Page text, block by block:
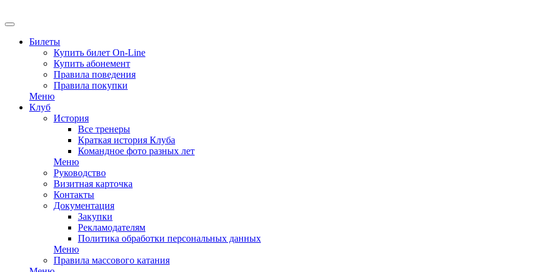
Билеты
Купить билет On-Line
Купить абонемент
Правила поведения
Правила покупки
Меню
Клуб
История
Все тренеры
Краткая история Клуба
Командное фото разных лет
Меню
Руководство
Визитная карточка
Контакты
Документация
Закупки
Рекламодателям
Политика обработки персональных данных
Меню
Правила массового катания